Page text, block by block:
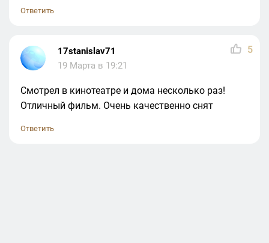
Ответить
17stanislav71
19 Марта в 19:21
Смотрел в кинотеатре и дома несколько раз!
Отличный фильм. Очень качественно снят
Ответить
5